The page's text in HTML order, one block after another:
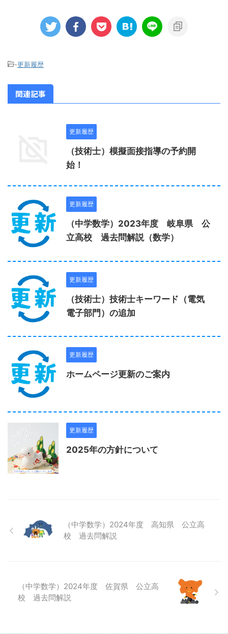
-更新履歴
関連記事
更新履歴
（技術士）模擬面接指導の予約開
始！
更新履歴
（中学数学）2023年度 岐阜県 公
立高校 過去問解説（数学）
更新履歴
（技術士）技術士キーワード（電気
電子部門）の追加
更新履歴
ホームページ更新のご案内
更新履歴
2025年の方針について
（中学数学）2024年度 高知県 公立高
校 過去問解説
（中学数学）2024年度 佐賀県 公立高
校 過去問解説